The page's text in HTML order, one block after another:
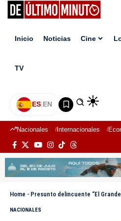
Inicio Noticias Cine
TV
ES|EN
Nacionales Internacionales
Home - Presunto delincuente “El Grande” cae abatido
NACIONALES